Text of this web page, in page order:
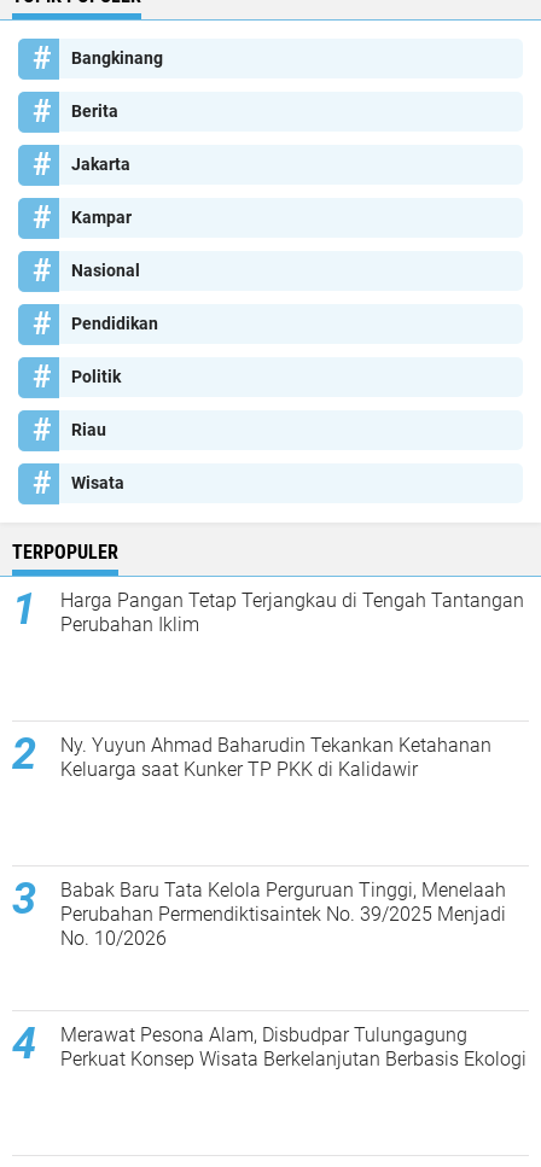
Bangkinang
Berita
Jakarta
Kampar
Nasional
Pendidikan
Politik
Riau
Wisata
TERPOPULER
Harga Pangan Tetap Terjangkau di Tengah Tantangan
Perubahan Iklim
Ny. Yuyun Ahmad Baharudin Tekankan Ketahanan
Keluarga saat Kunker TP PKK di Kalidawir
Babak Baru Tata Kelola Perguruan Tinggi, Menelaah
Perubahan Permendiktisaintek No. 39/2025 Menjadi
No. 10/2026
Merawat Pesona Alam, Disbudpar Tulungagung
Perkuat Konsep Wisata Berkelanjutan Berbasis Ekologi